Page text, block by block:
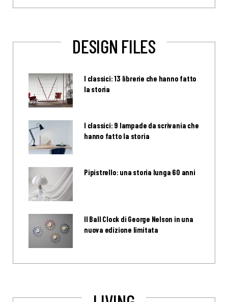
DESIGN FILES
I classici: 13 librerie che hanno fatto
la storia
I classici: 9 lampade da scrivania che
hanno fatto la storia
Pipistrello: una storia lunga 60 anni
Il Ball Clock di George Nelson in una
nuova edizione limitata